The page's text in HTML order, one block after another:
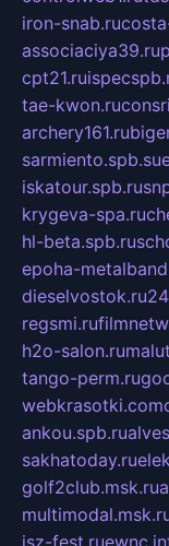
iron-snab.ru
associaciya39.ru
cpt21.ru
tae-kwon.ru
archery161.ru
sarmiento.spb.su
iskatour.spb.ru
krygeva-spa.ru
hl-beta.spb.ru
epoha-
dieselvostok.ru
regsmi.ru
h2o-salon.ru
tango-perm.ru
webkrasotki.com
ankou.spb.ru
sakhatoday.ru
golf2club.msk.ru